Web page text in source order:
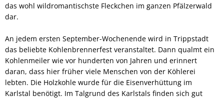
das wohl wildromantischste Fleckchen im ganzen Pfälzerwald
dar.
An jedem ersten September-Wochenende wird in Trippstadt
das beliebte Kohlenbrennerfest veranstaltet. Dann qualmt ein
Kohlenmeiler wie vor hunderten von Jahren und erinnert
daran, dass hier früher viele Menschen von der Köhlerei
lebten. Die Holzkohle wurde für die Eisenverhüttung im
Karlstal benötigt. Im Talgrund des Karlstals finden sich gut